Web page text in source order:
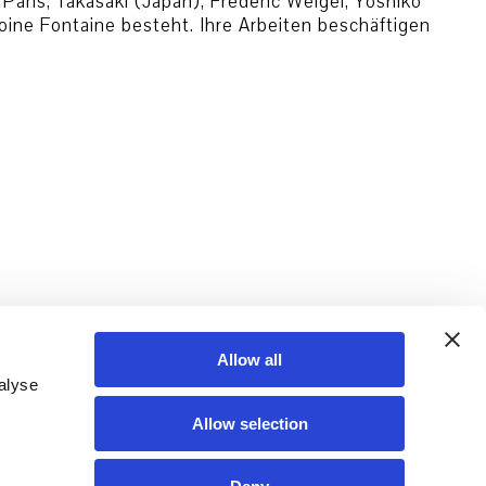
Allow all
Allow selection
Fontaine besteht. Ihre Arbeiten beschäftigen